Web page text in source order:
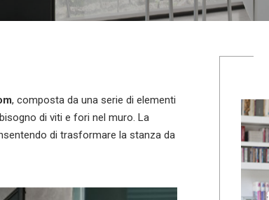
, composta da una serie di elementi
di viti e fori nel muro. La
di trasformare la stanza da